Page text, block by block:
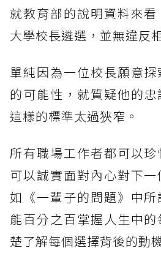
就教育部的說明資料來
大學校長遴選，並無違反
單純因為一位校長願意
的可能性，就質疑他的
這樣的標準太過狹窄。
所有職場工作者都可以
可以誠實面對內心對下
如《一輩子的問題》中
能百分之百掌握人生中
楚了解每個選擇背後的動